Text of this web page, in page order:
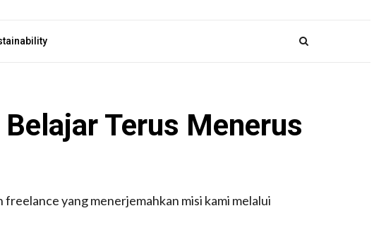
Terus Menerus
yang menerjemahkan misi kami melalui